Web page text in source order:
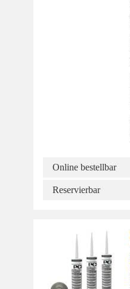
Online bestellbar
Reservierbar